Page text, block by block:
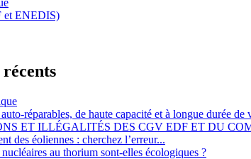
ENEDIS)
réparables, de haute capacité et à longue durée de
ET ILLÉGALITÉS DES CGV EDF ET DU
des éoliennes : cherchez l’erreur...
au thorium sont-elles écologiques ?